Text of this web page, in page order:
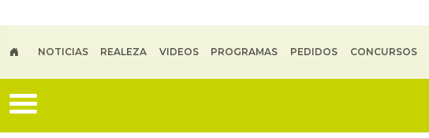
NOTICIAS REALEZA VIDEOS PROGRAMAS PEDIDOS CONCURSOS